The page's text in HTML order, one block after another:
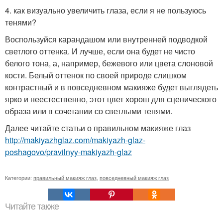
4. как визуально увеличить глаза, если я не пользуюсь
тенями?
Воспользуйся карандашом или внутренней подводкой
светлого оттенка. И лучше, если она будет не чисто
белого тона, а, например, бежевого или цвета слоновой
кости. Белый оттенок по своей природе слишком
контрастный и в повседневном макияже будет выглядеть
ярко и неестественно, этот цвет хорош для сценического
образа или в сочетании со светлыми тенями.
Далее читайте статьи о правильном макияже глаз
http://makiyazhglaz.com/makiyazh-glaz-
poshagovo/pravilnyy-makiyazh-glaz
Категории: правильный макияж глаз, повседневный макияж глаз
Читайте также